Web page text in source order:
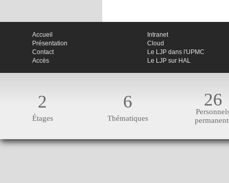
Accueil
Présentation
Contact
Accès
Intranet
Cloud
Le LJP dans l'UPMC
Le LJP sur HAL
2
Étages
6
Thématiques
26